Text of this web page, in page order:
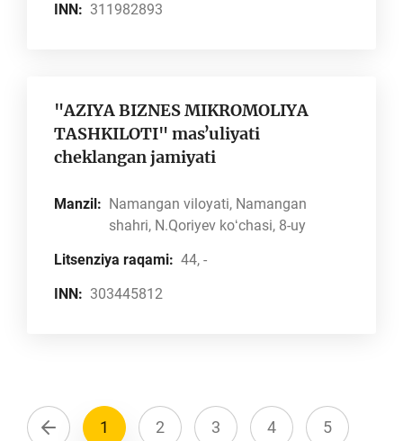
INN: 311982893
"AZIYA BIZNES MIKROMOLIYA
TASHKILOTI" masʼuliyati
cheklangan jamiyati
Manzil: Namangan viloyati, Namangan
shahri, N.Qoriyev koʻchasi, 8-uy
Litsenziya raqami: 44, -
INN: 303445812
1 2 3 4 5